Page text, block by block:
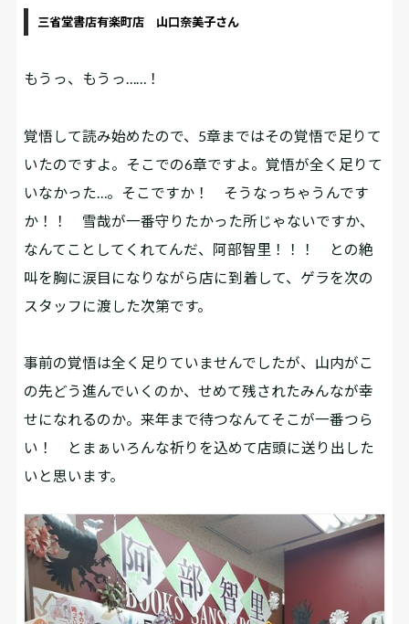
三省堂書店有楽町店 山口奈美子さん
もうっ、もうっ……！
覚悟して読み始めたので、5章まではその覚悟で足りて
いたのですよ。そこでの6章ですよ。覚悟が全く足りて
いなかった…。そこですか！ そうなっちゃうんです
か！！ 雪哉が一番守りたかった所じゃないですか、
なんてことしてくれてんだ、阿部智里！！！ との絶
叫を胸に涙目になりながら店に到着して、ゲラを次の
スタッフに渡した次第です。
事前の覚悟は全く足りていませんでしたが、山内がこ
の先どう進んでいくのか、せめて残されたみんなが幸
せになれるのか。来年まで待つなんてそこが一番つら
い！ とまぁいろんな祈りを込めて店頭に送り出した
いと思います。